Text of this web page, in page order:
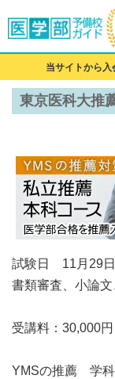
当サイトから
東京医科大推
試験日 11月29
書類審査、小論
受講料：30,000円
YMSの推薦 学